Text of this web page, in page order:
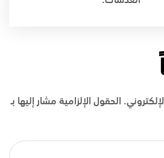
الحقول الإلزامية مشار إليها بـ